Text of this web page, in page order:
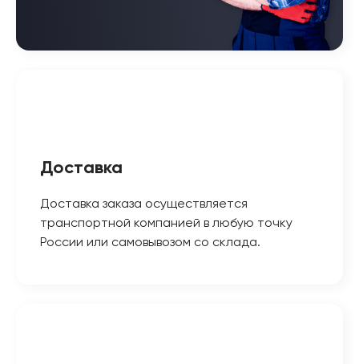
Доставка
Доставка заказа осуществляется
транспортной компанией в любую точку
России или самовывозом со склада.